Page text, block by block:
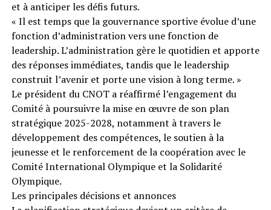
et à anticiper les défis futurs.
« Il est temps que la gouvernance sportive évolue d’une
fonction d’administration vers une fonction de
leadership. L’administration gère le quotidien et apporte
des réponses immédiates, tandis que le leadership
construit l’avenir et porte une vision à long terme. »
Le président du CNOT a réaffirmé l’engagement du
Comité à poursuivre la mise en œuvre de son plan
stratégique 2025-2028, notamment à travers le
développement des compétences, le soutien à la
jeunesse et le renforcement de la coopération avec le
Comité International Olympique et la Solidarité
Olympique.
Les principales décisions et annonces